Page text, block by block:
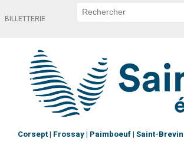
BILLETTERIE
Corsept Frossay Paimboeuf Saint-